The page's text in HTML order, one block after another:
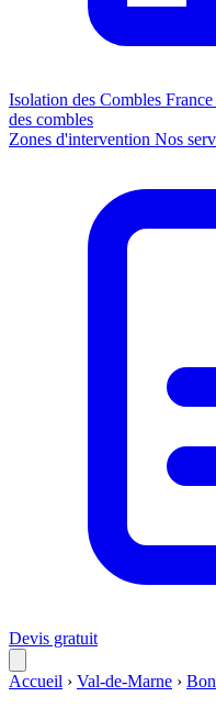
Isolation des Combles
des combles
Zones d'intervention Nos
Devis gratuit
Accueil › Val-de-Marne ›